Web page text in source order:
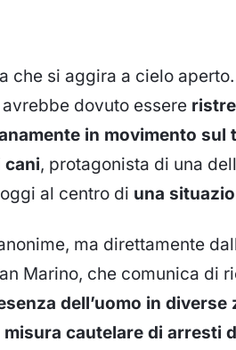
che si aggira a cielo
dovuto essere
in movimento sul
cani, protagonista di una
al centro di una
ma direttamente
Marino, che comunica di
dell’uomo in diverse
misura cautelare di arresti